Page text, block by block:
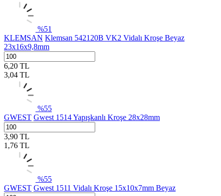
%51
KLEMSAN Klemsan 542120B VK2 Vidalı Kroşe Beyaz
23x16x9,8mm
6,20 TL
3,04 TL
%55
GWEST Gwest 1514 Yapışkanlı Kroşe 28x28mm
3,90 TL
1,76 TL
%55
GWEST Gwest 1511 Vidalı Kroşe 15x10x7mm Beyaz